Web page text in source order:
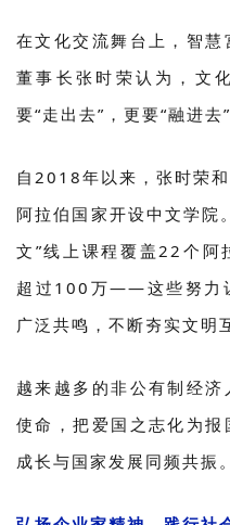
在文化交流舞台上，智
董事长张时荣认为，文
要“走出去”，更要“融进去”
自2018年以来，张时荣
阿拉伯国家开设中文学院
文”线上课程覆盖22个阿
超过100万——这些努力
广泛共鸣，不断夯实文明
越来越多的非公有制经
使命，把爱国之志化为
成长与国家发展同频共振。